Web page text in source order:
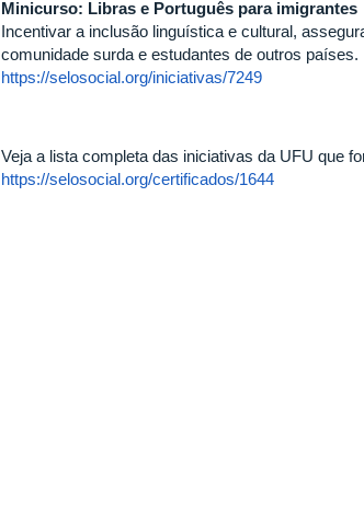
Minicurso: Libras e Português para imigrantes
Incentivar a inclusão linguística e cultural,
comunidade surda e estudantes de outros países.
https://selosocial.org/iniciativas/7249
Veja a lista completa das iniciativas da UFU que
https://selosocial.org/certificados/1644